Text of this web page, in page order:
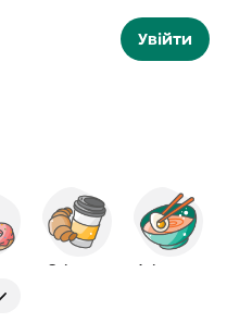
Увійти
Сніданок Азіатська